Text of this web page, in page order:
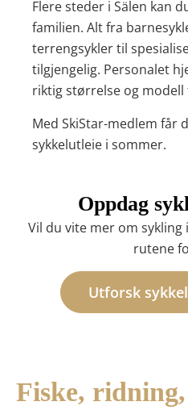
Flere steder i Sälen kan
familien. Alt fra
terrengsykler til
tilgjengelig. Personalet
riktig størrelse og modell
Med SkiStar-medlem får
sykkelutleie i sommer.
Oppdag
Vil du vite mer om sykling
rutene
Utforsk
Fiske,